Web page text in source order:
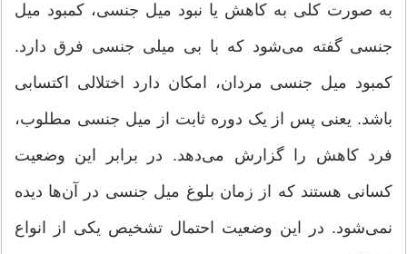
به صورت کلی به کاهش یا نبود میل جنسی، کمبود میل
جنسی گفته می‌شود که با بی میلی جنسی فرق دارد.
کمبود میل جنسی مردان، امکان دارد اختلالی اکتسابی
باشد. یعنی پس از یک دوره ثابت از میل جنسی مطلوب،
فرد کاهش را گزارش می‌دهد. در برابر این وضعیت
کسانی هستند که از زمان بلوغ میل جنسی در آن‌ها دیده
نمی‌شود. در این وضعیت احتمال تشخیص یکی از انواع